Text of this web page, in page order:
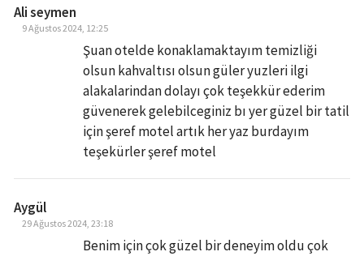
Ali seymen
9 Ağustos 2024, 12:25
Şuan otelde konaklamaktayım temizliği
olsun kahvaltısı olsun güler yuzleri ilgi
alakalarindan dolayı çok teşekkür ederim
güvenerek gelebilceginiz bı yer güzel bir tatil
için şeref motel artık her yaz burdayım
teşekürler şeref motel
Aygül
29 Ağustos 2024, 23:18
Benim için çok güzel bir deneyim oldu çok